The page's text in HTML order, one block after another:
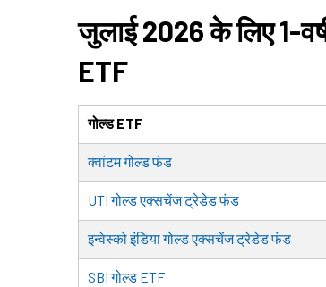
जुलाई 2026 के लिए 1-
ETF
गोल्ड ETF
क्वांटम गोल्ड फंड
UTI गोल्ड एक्सचेंज ट्रेडेड फंड
इन्वेस्को इंडिया गोल्ड एक्सचेंज ट्रेडेड फंड
SBI गोल्ड ETF